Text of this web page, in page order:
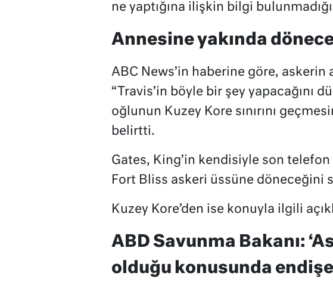
ne yaptığına ilişkin bilgi
Annesine yakında
ABC News’in haberine göre, askerin
“Travis’in böyle bir şey yapacağını
oğlunun Kuzey Kore sınırını
belirtti.
Gates, King’in kendisiyle son
Fort Bliss askeri üssüne döneceğini
Kuzey Kore’den ise konuyla ilgili
ABD Savunma Bakanı:
olduğu konusunda